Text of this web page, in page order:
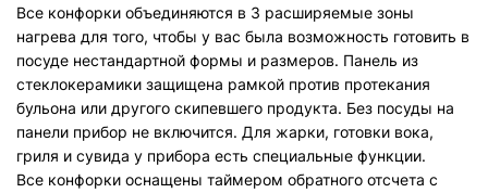
Все конфорки объединяются в 3 расширяемые зоны
нагрева для того, чтобы у вас была возможность готовить в
посуде нестандартной формы и размеров. Панель из
стеклокерамики защищена рамкой против протекания
бульона или другого скипевшего продукта. Без посуды на
панели прибор не включится. Для жарки, готовки вока,
гриля и сувида у прибора есть специальные функции.
Все конфорки оснащены таймером обратного отсчета с